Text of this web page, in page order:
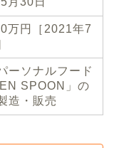
万円［2021年7
ーソナルフード
SPOON」の
造・販売